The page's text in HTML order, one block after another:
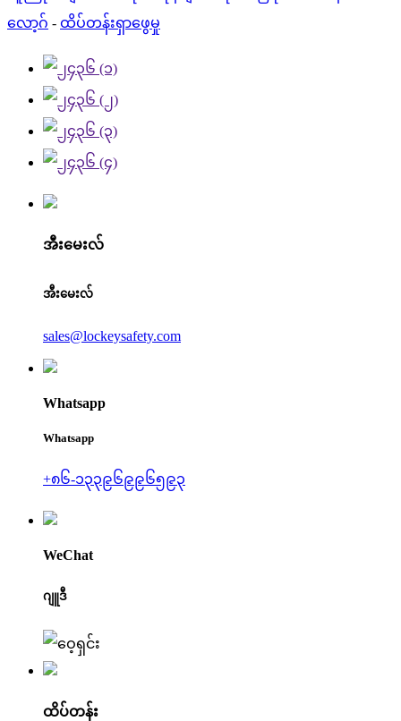
လော့ဂ် - ထိပ်တန်းရှာဖွေမှု
အီးမေးလ်
အီးမေးလ်
sales@lockeysafety.com
Whatsapp
Whatsapp
+၈၆-၁၃၃၉၆၉၉၆၅၉၃
WeChat
ဂျူဒီ
ထိပ်တန်း